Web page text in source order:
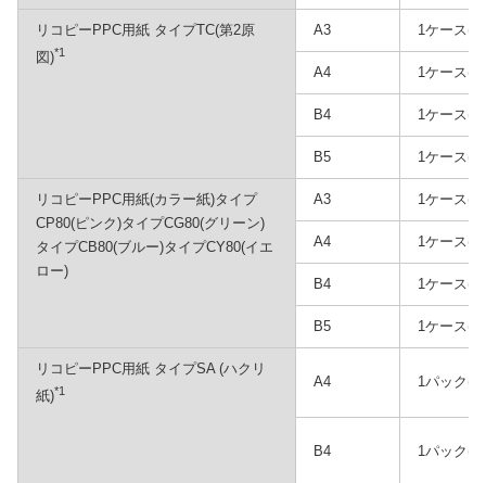
リコピーPPC用紙 タイプTC(第2原
図)*1
A3 1ケース
A4 1ケース
B4 1ケース
B5 1ケース
リコピーPPC用紙(カラー紙)タイプ
CP80(ピンク)タイプCG80(グリーン)
タイプCB80(ブルー)タイプCY80(イエ
ロー)
A3 1ケース
A4 1ケース
B4 1ケース
B5 1ケース
リコピーPPC用紙 タイプSA (ハクリ
紙)*1
A4 1パック
B4 1パック